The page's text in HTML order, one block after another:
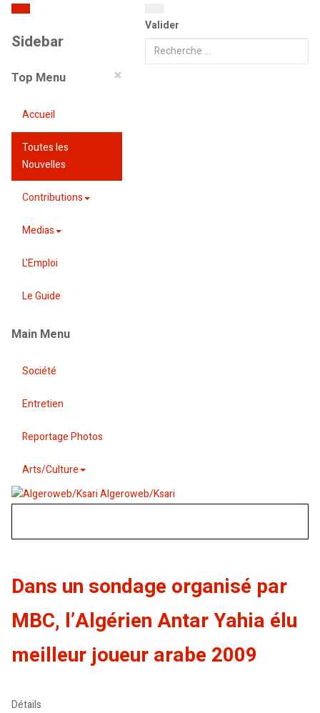
Sidebar
×
Top Menu
Accueil
Toutes les
Nouvelles
Contributions
Medias
L'Emploi
Le Guide
Main Menu
Société
Entretien
Reportage Photos
Arts/Culture
Valider
Algeroweb/Ksari
Dans un sondage organisé par
MBC, l’Algérien Antar Yahia élu
meilleur joueur arabe 2009
Détails